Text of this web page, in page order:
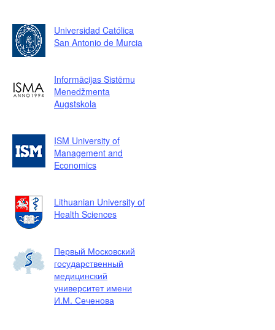
Universidad Católica
San Antonio de Murcia
Informācijas Sistēmu
Menedžmenta
Augstskola
ISM University of
Management and
Economics
Lithuanian University of
Health Sciences
Первый Московский
государственный
медицинский
университет имени
И.М. Сеченова